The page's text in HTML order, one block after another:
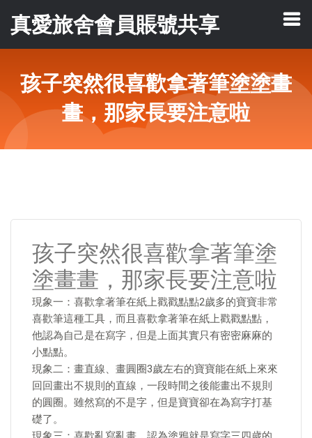
真愛旅舍會員賬號共享
孩子突然很喜歡拿著筆塗塗畫
畫，那家長要注意啦
孩子突然很喜歡拿著筆塗
塗畫畫，那家長要注意啦
現象一：喜歡拿著筆在紙上戳戳點點2歲多的寶寶非常
喜歡筆這種工具，而且喜歡拿著筆在紙上戳戳點點，
他認為自己是在寫字，但是上面其實只有密密麻麻的
小點點。
現象二：畫直線、畫圓圈3歲左右的寶寶能在紙上來來
回回畫出不規則的直線，一段時間之後能畫出不規則
的圓圈。雖然寫的不是字，但是寶寶卻在為寫字打基
礎了。